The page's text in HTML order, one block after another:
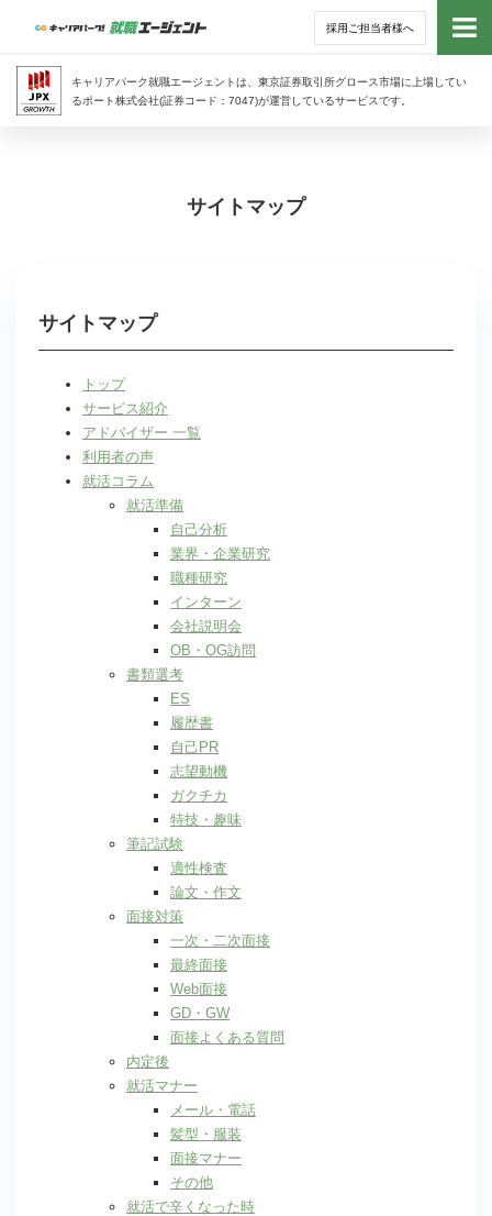
採用ご担当者様へ
キャリアパーク就職エージェントは、東京証券取引所グロース市場に上場してい
るポート株式会社(証券コード：7047)が運営しているサービスです。
トッ
サイトマップ
サイトマップ
トップ
サービス紹介
アドバイザー 一覧
利用者の声
就活コラム
就活準備
自己分析
業界・企業研究
職種研究
インターン
会社説明会
OB・OG訪問
書類選考
ES
履歴書
自己PR
志望動機
ガクチカ
特技・趣味
筆記試験
適性検査
論文・作文
面接対策
一次・二次面接
最終面接
Web面接
GD・GW
面接よくある質問
内定後
就活マナー
メール・電話
髪型・服装
面接マナー
その他
就活で辛くなった時